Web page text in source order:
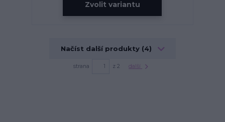
Zvolit variantu
Načíst další produkty (4)
strana z 2 další